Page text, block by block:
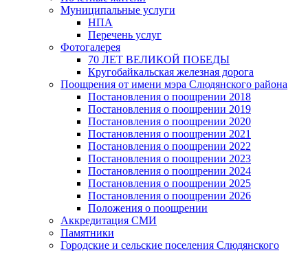
Муниципальные услуги
НПА
Перечень услуг
Фотогалерея
70 ЛЕТ ВЕЛИКОЙ ПОБЕДЫ
Кругобайкальская железная дорога
Поощрения от имени мэра Слюдянского района
Постановления о поощрении 2018
Постановления о поощрении 2019
Постановления о поощрении 2020
Постановления о поощрении 2021
Постановления о поощрении 2022
Постановления о поощрении 2023
Постановления о поощрении 2024
Постановления о поощрении 2025
Постановления о поощрении 2026
Положения о поощрении
Аккредитация СМИ
Памятники
Городские и сельские поселения Слюдянского